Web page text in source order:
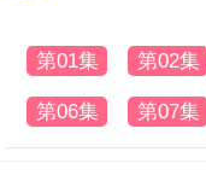
第01集 第02集
第06集 第07集